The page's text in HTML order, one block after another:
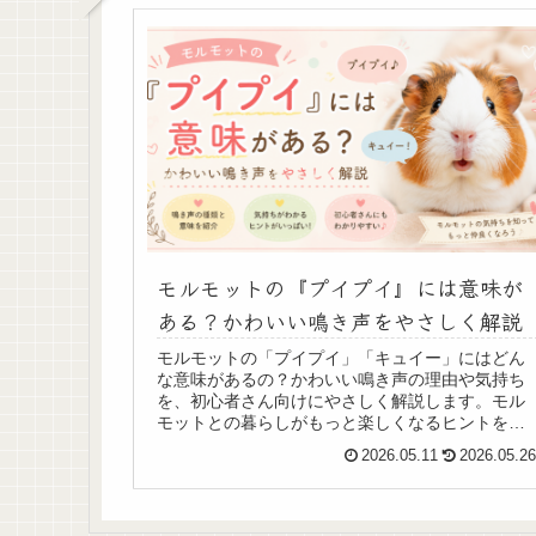
モルモットの『プイプイ』には意味が
ある？かわいい鳴き声をやさしく解説
モルモットの「プイプイ」「キュイー」にはどん
な意味があるの？かわいい鳴き声の理由や気持ち
を、初心者さん向けにやさしく解説します。モル
モットとの暮らしがもっと楽しくなるヒントをご
2026.05.11 2026.05.26